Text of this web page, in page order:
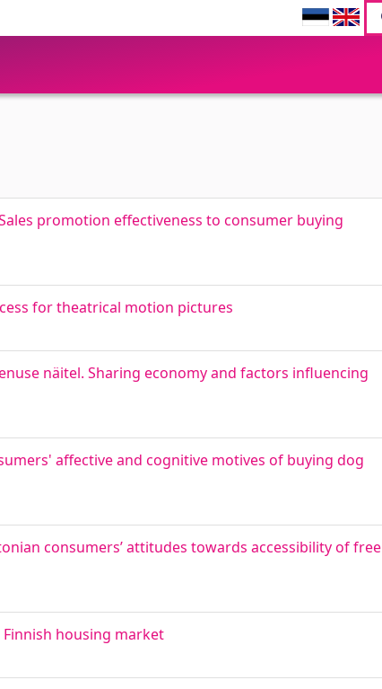
promotion effectiveness to consumer buying
for theatrical motion pictures
näitel. Sharing economy and factors influencing
affective and cognitive motives of buying dog
consumers’ attitudes towards accessibility of free
housing market